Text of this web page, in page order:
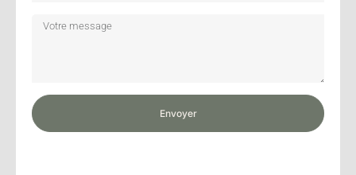
Envoyer